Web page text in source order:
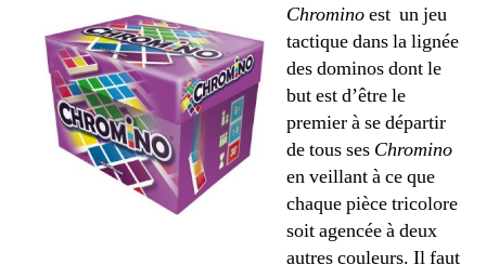
Chrominoest un jeu
tactique dans la lignée
des dominos dont le
but est d’être le
premier à se départir
de tous ses Chromino
en veillant à ce que
chaque pièce tricolore
soit agencée à deux
autres couleurs. Il faut